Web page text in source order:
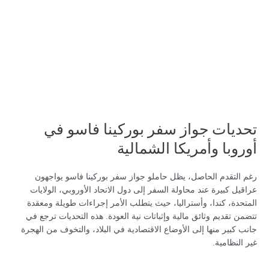
تحديات جواز سفر بوركينا فاسو في
أوروبا وأمريكا الشمالية
رغم التقدم الحاصل، يظل حاملو جواز سفر بوركينا فاسو يواجهون
عراقيل كبيرة عند محاولة السفر إلى دول الاتحاد الأوروبي، الولايات
المتحدة، كندا، وأستراليا، حيث يتطلب الأمر إجراءات طويلة ومعقدة
تتضمن تقديم وثائق مالية وإثباتات نية العودة. هذه التحديات ترجع في
جانب كبير منها إلى الأوضاع الاقتصادية في البلاد، والتخوف من الهجرة
غير النظامية.